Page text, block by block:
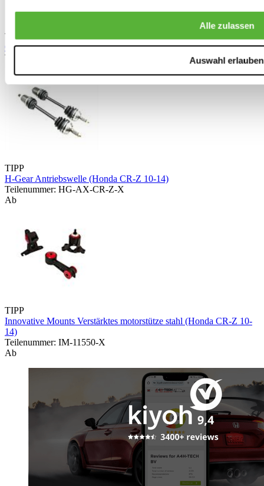
Alle zulassen
Auswahl erlauben
TIPP
OEM Honda Kupplungssatz (Honda CR-Z 10-14)
Teilenummer: 22105-RTW-305
TIPP
H-Gear Antriebswelle (Honda CR-Z 10-14)
Teilenummer: HG-AX-CR-Z-X
Ab
TIPP
Innovative Mounts Verstärktes motorstütze stahl (Honda CR-Z 10-
14)
Teilenummer: IM-11550-X
Ab